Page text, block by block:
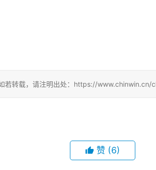
若转载，请注明出处：https://
赞 (6)